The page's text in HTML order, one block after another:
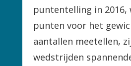
puntentelling in 2016,
punten voor het
aantallen meetellen,
wedstrijden